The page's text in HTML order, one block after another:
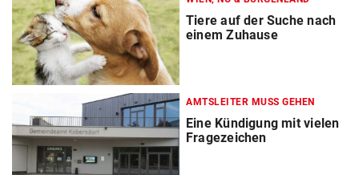
Tiere auf der Suche nach
einem Zuhause
AMTSLEITER MUSS GEHEN
Eine Kündigung mit vielen
Fragezeichen